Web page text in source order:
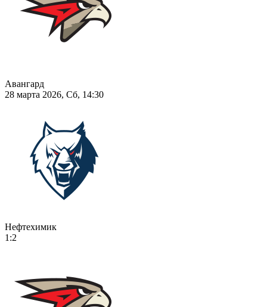
Авангард
28 марта 2026, Сб, 14:30
Нефтехимик
1:2